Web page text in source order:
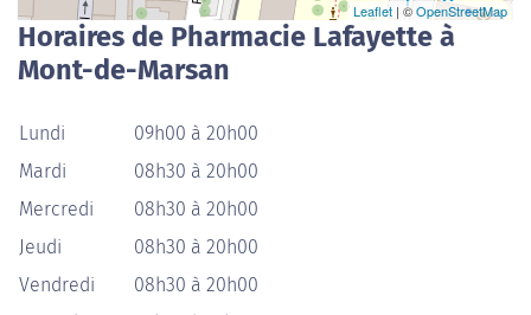
Leaflet | ©OpenStreetMap
Horaires de Pharmacie Lafayette à
Mont-de-Marsan
Lundi
09h00 à 20h00
Mardi
08h30 à 20h00
Mercredi
08h30 à 20h00
Jeudi
08h30 à 20h00
Vendredi
08h30 à 20h00